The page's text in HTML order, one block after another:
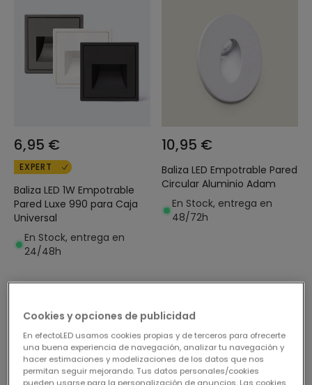
6,95 €
EXPERT
Baliza LED 1W Empotrable
Pared Luxe 990 para Caja
Universal
En Stock, entrega en
24/48h
10,95 €
Baliza LED Empotrable Pared
Circular Aluminio Adam
En Stock, entrega en
48/72h
Cookies y opciones de publicidad
En efectoLED usamos cookies propias y de terceros para ofrecerte
una buena experiencia de navegación, analizar tu navegación y
hacer estimaciones y modelizaciones de los datos que nos
permitan seguir mejorando. Tus datos personales/cookies